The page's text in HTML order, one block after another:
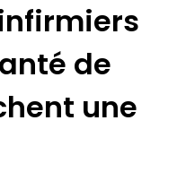
de
une